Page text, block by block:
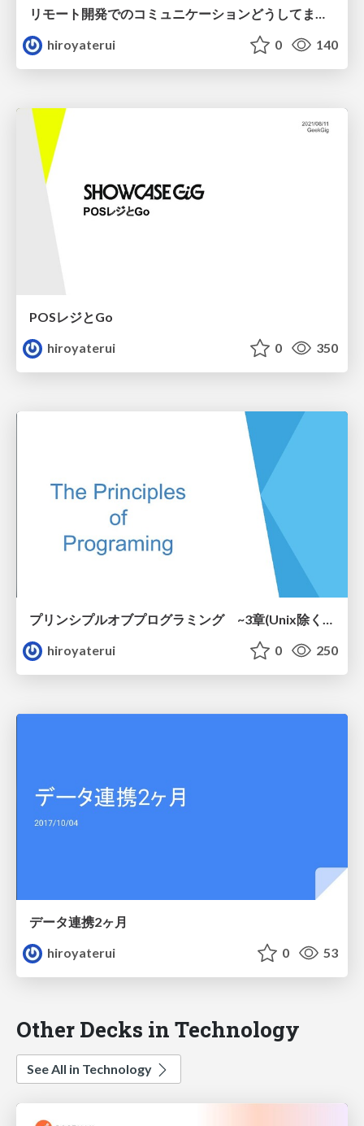
リモート開発でのコミュニケーションどうしてますか？
hiroyaterui
0 140
POSレジとGo
hiroyaterui
0 350
プリンシプルオブプログラミング ~3章(Unix除く)と7章~
hiroyaterui
0 250
データ連携2ヶ月
hiroyaterui
0 53
Other Decks in Technology
See All in Technology